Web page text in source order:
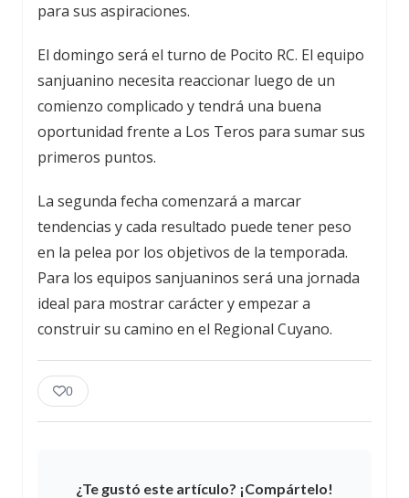
para sus aspiraciones.
El domingo será el turno de Pocito RC. El equipo
sanjuanino necesita reaccionar luego de un
comienzo complicado y tendrá una buena
oportunidad frente a Los Teros para sumar sus
primeros puntos.
La segunda fecha comenzará a marcar
tendencias y cada resultado puede tener peso
en la pelea por los objetivos de la temporada.
Para los equipos sanjuaninos será una jornada
ideal para mostrar carácter y empezar a
construir su camino en el Regional Cuyano.
0
¿Te gustó este artículo? ¡Compártelo!